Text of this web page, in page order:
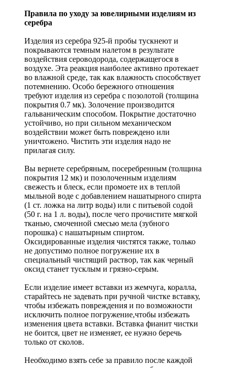
Правила по уходу за ювелирными изделиям из
серебра
Изделия из серебра 925-й пробы тускнеют и
покрываются темным налетом в результате
воздействия сероводорода, содержащегося в
воздухе. Эта реакция наиболее активно протекает
во влажной среде, так как влажность способствует
потемнению. Особо бережного отношения
требуют изделия из серебра с позолотой (толщина
покрытия 0.7 мк). Золочение производится
гальваническим способом. Покрытие достаточно
устойчиво, но при сильном механическом
воздействии может быть повреждено или
уничтожено. Чистить эти изделия надо не
прилагая силу.
Вы вернете серебряным, посеребренным (толщина
покрытия 12 мк) и позолоченным изделиям
свежесть и блеск, если промоете их в теплой
мыльной воде с добавлением нашатырного спирта
(1 ст. ложка на литр воды) или с питьевой содой
(50 г. на 1 л. воды), после чего прочистите мягкой
тканью, смоченной смесью мела (зубного
порошка) с нашатырным спиртом.
Оксидированные изделия чистятся также, только
не допустимо полное погружение их в
специальный чистящий раствор, так как черный
оксид станет тусклым и грязно-серым.
Если изделие имеет вставки из жемчуга, коралла,
старайтесь не задевать при ручной чистке вставку,
чтобы избежать повреждения и по возможности
исключить полное погружение,чтобы избежать
изменения цвета вставки. Вставка фианит чистки
не боится, цвет не изменяет, ее нужно беречь
только от сколов.
Необходимо взять себе за правило после каждой